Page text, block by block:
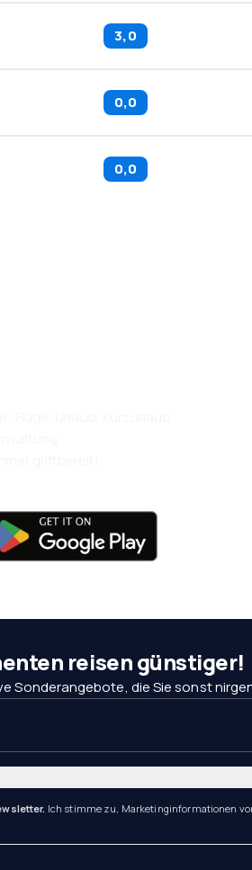
3,0
0,0
0,0
reisen günstiger!
Sonderangebote, die Sie sonst
Ich stimme zu, Marketinginformationen